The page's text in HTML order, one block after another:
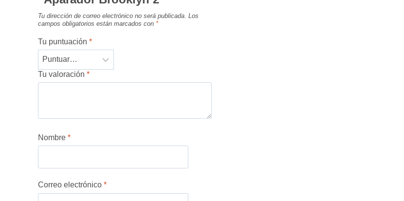
Tu dirección de correo electrónico no será publicada. Los
campos obligatorios están marcados con *
Tu puntuación *
Tu valoración *
Nombre *
Correo electrónico *